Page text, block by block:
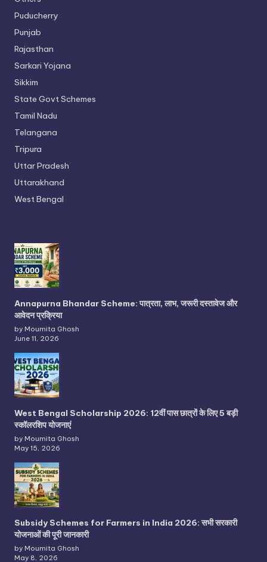
Puducherry
Punjab
Rajasthan
Sarkari Yojana
Sikkim
State Govt Schemes
Tamil Nadu
Telangana
Tripura
Uttar Pradesh
Uttarakhand
West Bengal
Annapurna Bhandar Scheme: पात्रता, लाभ, जरूरी दस्तावेज और
आवेदन प्रक्रिया
by Moumita Ghosh
June 11, 2026
West Bengal Scholarship 2026: 12वीं पास छात्रों के लिए 5 बड़ी
स्कॉलरशिप योजनाएं
by Moumita Ghosh
May 15, 2026
Subsidy Schemes for Farmers in India 2026: सभी सरकारी
योजनाओं की पूरी जानकारी
by Moumita Ghosh
May 8, 2026